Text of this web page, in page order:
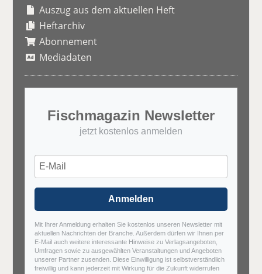
Auszug aus dem aktuellen Heft
Heftarchiv
Abonnement
Mediadaten
Fischmagazin Newsletter
jetzt kostenlos anmelden
Anmelden
Mit Ihrer Anmeldung erhalten Sie kostenlos unseren Newsletter mit
aktuellen Nachrichten der Branche. Außerdem dürfen wir Ihnen per
E-Mail auch weitere interessante Hinweise zu Verlagsangeboten,
Umfragen sowie zu ausgewählten Veranstaltungen und Angeboten
unserer Partner zusenden. Diese Einwilligung ist selbstverständlich
freiwillig und kann jederzeit mit Wirkung für die Zukunft widerrufen